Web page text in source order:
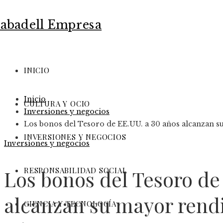
INICIO
CULTURA Y OCIO
INVERSIONES Y NEGOCIOS
RESPONSABILIDAD SOCIAL
CIENCIA Y TECNOLOGÍA
Inicio
Inversiones y negocios
Los bonos del Tesoro de EE.UU. a 30 años alcanzan
Inversiones y negocios
Los bonos del Tesoro
alcanzan su mayor